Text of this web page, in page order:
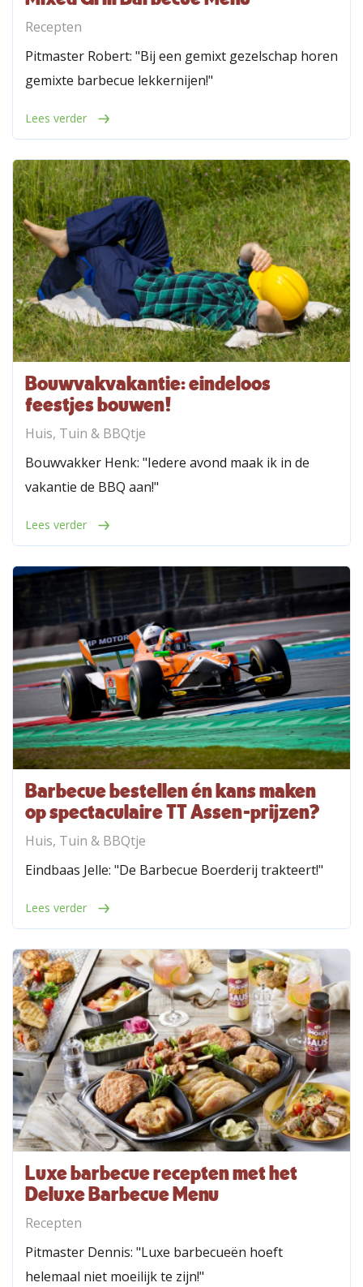
Recepten
Pitmaster Robert: "Bij een gemixt gezelschap horen
gemixte barbecue lekkernijen!"
Lees verder
Bouwvakvakantie: eindeloos
feestjes bouwen!
Huis, Tuin & BBQtje
Bouwvakker Henk: "Iedere avond maak ik in de
vakantie de BBQ aan!"
Lees verder
Barbecue bestellen én kans maken
op spectaculaire TT Assen-prijzen?
Huis, Tuin & BBQtje
Eindbaas Jelle: "De Barbecue Boerderij trakteert!"
Lees verder
Luxe barbecue recepten met het
Deluxe Barbecue Menu
Recepten
Pitmaster Dennis: "Luxe barbecueën hoeft
helemaal niet moeilijk te zijn!"